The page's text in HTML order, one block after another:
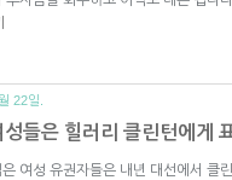
22일.
성들은 힐러리 클린턴에게
여성 유권자들은 내년 대선에서 클